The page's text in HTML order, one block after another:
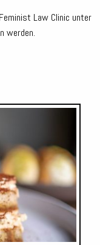
Law Clinic unter
werden.